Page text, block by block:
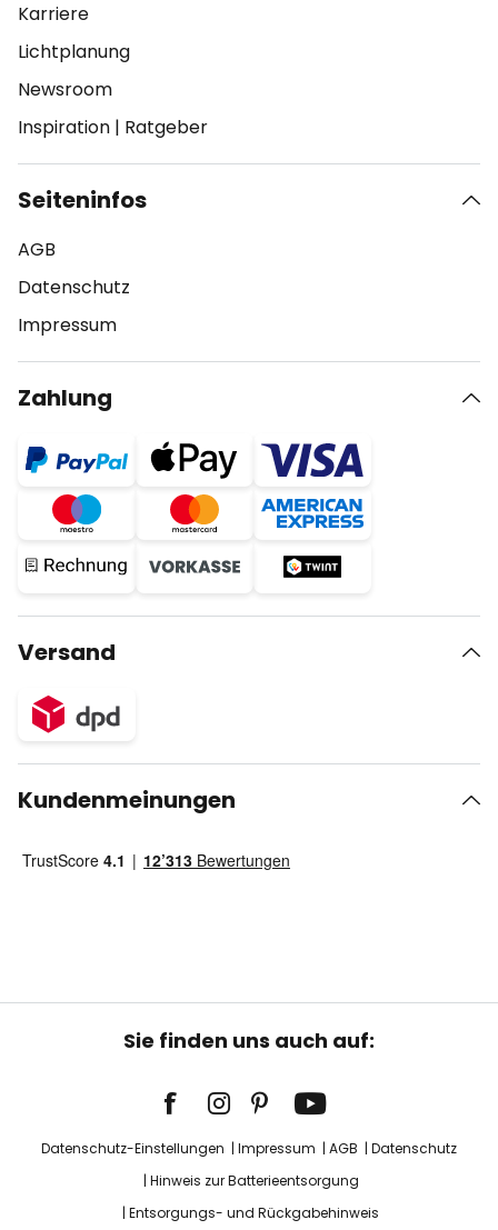
Karriere
Lichtplanung
Newsroom
Inspiration | Ratgeber
Seiteninfos
AGB
Datenschutz
Impressum
Zahlung
Versand
Kundenmeinungen
Sie finden uns auch auf:
Datenschutz-Einstellungen Impressum AGB
Datenschutz
Hinweis zur Batterieentsorgung
Entsorgungs- und Rückgabehinweis